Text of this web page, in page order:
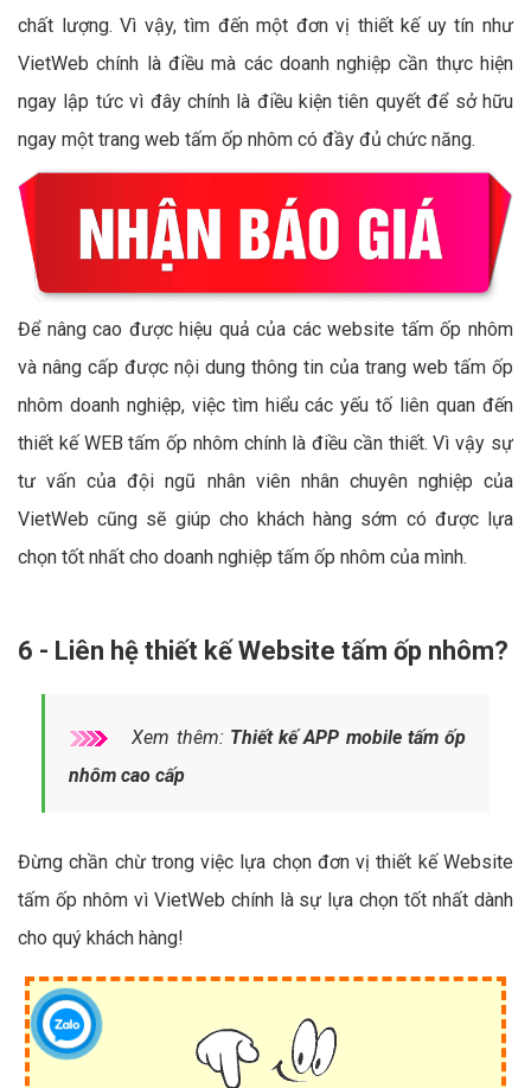
chất lượng. Vì vậy, tìm đến một đơn vị thiết kế uy tín như
VietWeb chính là điều mà các doanh nghiệp cần thực hiện
ngay lập tức vì đây chính là điều kiện tiên quyết để sở hữu
ngay một trang web tấm ốp nhôm có đầy đủ chức năng.
Để nâng cao được hiệu quả của các website tấm ốp nhôm
và nâng cấp được nội dung thông tin của trang web tấm ốp
nhôm doanh nghiệp, việc tìm hiểu các yếu tố liên quan đến
thiết kế WEB tấm ốp nhôm chính là điều cần thiết. Vì vậy sự
tư vấn của đội ngũ nhân viên nhân chuyên nghiệp của
VietWeb cũng sẽ giúp cho khách hàng sớm có được lựa
chọn tốt nhất cho doanh nghiệp tấm ốp nhôm của mình.
6 - Liên hệ thiết kế Website tấm ốp nhôm?
Xem thêm: Thiết kế APP mobile tấm ốp
nhôm cao cấp
Đừng chần chừ trong việc lựa chọn đơn vị thiết kế Website
tấm ốp nhôm vì VietWeb chính là sự lựa chọn tốt nhất dành
cho quý khách hàng!